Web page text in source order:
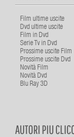
Film ultime uscite
Dvd ultime uscite
Film in Dvd
Serie Tv in Dvd
Prossime uscite Film
Prossime uscite Dvd
Novità Film
Novità Dvd
Blu Ray 3D
AUTORI PIU